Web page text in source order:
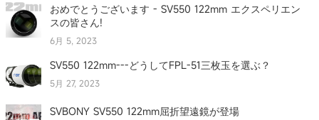
おめでとうございます - SV550 122mm エクスペリエン
スの皆さん!
6月 5, 2023
SV550 122mm---どうしてFPL-51三枚玉を選ぶ？
5月 27, 2023
SVBONY SV550 122mm屈折望遠鏡が登場